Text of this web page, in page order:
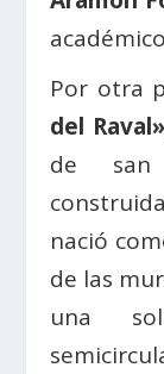
Por otra
del Raval»
de
nació
de las
una